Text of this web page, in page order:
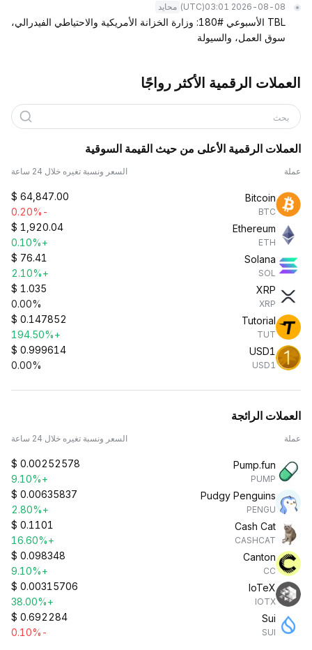
2026-08-08 03:01
(UTC) محايد
TBL الأسبوعي #180: وزارة الخزانة الأمريكية والاحتياطي الفيدرالي،
سوق العمل، والسيولة
العملات الرقمية الأكثر رواجًا
بحث
العملات الرقمية الأعلى من حيث القيمة السوقية
عملة السعر ونسبة تغيره خلال 24 ساعة
Bitcoin
BTC
$ 64,847.00
-0.20%
Ethereum
ETH
$ 1,920.04
+0.10%
Solana
SOL
$ 76.41
+2.10%
XRP
XRP
$ 1.035
0.00%
Tutorial
TUT
$ 0.147852
+194.50%
USD1
USD1
$ 0.999614
0.00%
العملات الرائجة
عملة السعر ونسبة تغيره خلال 24 ساعة
Pump.fun
PUMP
$ 0.00252578
+9.10%
Pudgy Penguins
PENGU
$ 0.00635837
+2.80%
Cash Cat
CASHCAT
$ 0.1101
+16.60%
Canton
CC
$ 0.098348
+9.10%
IoTeX
IOTX
$ 0.00315706
+38.00%
Sui
SUI
$ 0.692284
-0.10%